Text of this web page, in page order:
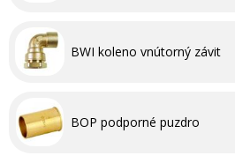
BWI koleno vnútorný závit
BOP podporné puzdro